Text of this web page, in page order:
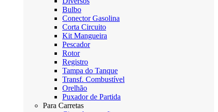
Bulbo
Conector Gasolina
Corta Circuito
Kit Mangueira
Pescador
Rotor
Registro
Tampa do Tanque
Transf. Combustível
Orelhão
Puxador de Partida
Para Carretas